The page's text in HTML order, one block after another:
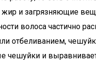
и загрязняющие
волоса
отбеливанием,
чешуйки и